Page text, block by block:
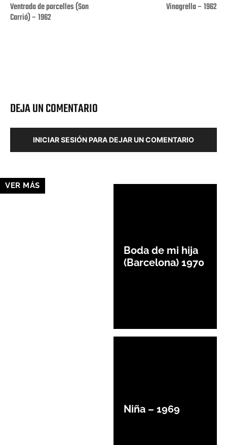
Ventrada de porcelles (Son
Carrió) – 1962
Vinagrella – 1962
DEJA UN COMENTARIO
INICIAR SESIÓN PARA DEJAR UN COMENTARIO
VER MÁS
Boda de mi hija
(Barcelona) 1970
Niña – 1969